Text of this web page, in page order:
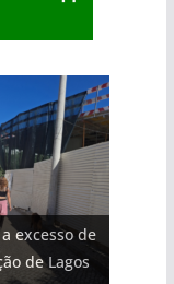
excesso de
de Lagos